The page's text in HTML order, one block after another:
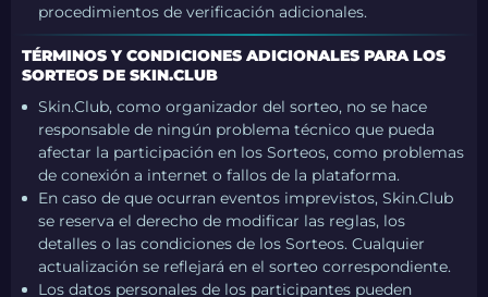
procedimientos de verificación adicionales.
TÉRMINOS Y CONDICIONES ADICIONALES PARA LOS
SORTEOS DE SKIN.CLUB
Skin.Club, como organizador del sorteo, no se hace
responsable de ningún problema técnico que pueda
afectar la participación en los Sorteos, como problemas
de conexión a internet o fallos de la plataforma.
En caso de que ocurran eventos imprevistos, Skin.Club
se reserva el derecho de modificar las reglas, los
detalles o las condiciones de los Sorteos. Cualquier
actualización se reflejará en el sorteo correspondiente.
Los datos personales de los participantes pueden